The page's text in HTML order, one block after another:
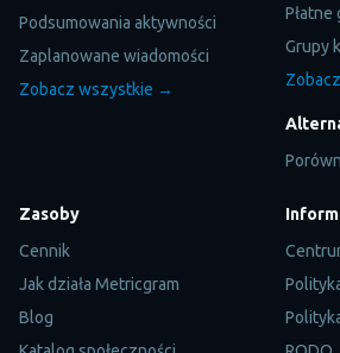
Podsumowania aktywności
Zaplanowane wiadomości
Zobacz wszystkie →
Płatne
Grupy
Zasoby
Cennik
Jak działa Metricgram
Blog